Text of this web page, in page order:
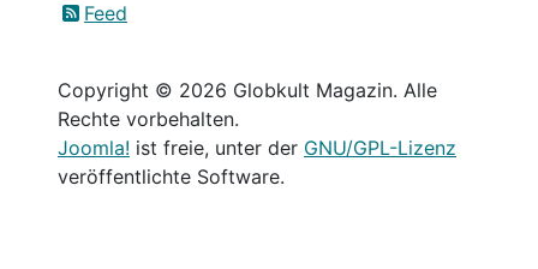
Feed
Copyright © 2026 Globkult Magazin. Alle
Rechte vorbehalten.
Joomla! ist freie, unter der GNU/GPL-Lizenz
veröffentlichte Software.